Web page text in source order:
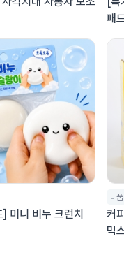
패
미니 비누 크런치
비
커
믹